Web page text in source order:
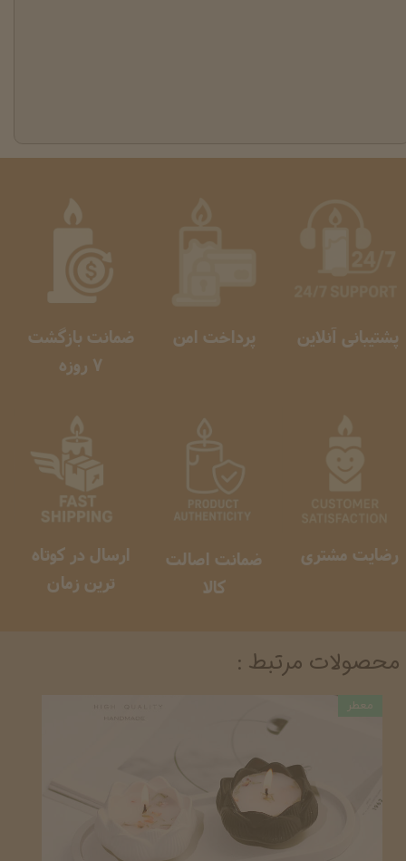
ضمانت بازگشت
پرداخت امن
ارسال در کوتاه
ترین زمان
پشتیبانی آنلاین
رضایت مشتری
ضمانت اصالت
کالا
محصولات مرتبط :